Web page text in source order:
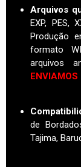
Arquivos
EXP, PES,
Produção
formato
arquivos
ENVIAMOS
de
Tajima,